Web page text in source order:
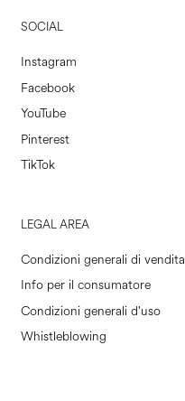
SOCIAL
Instagram
Facebook
YouTube
Pinterest
TikTok
LEGAL AREA
Condizioni generali di vendita
Info per il consumatore
Condizioni generali d'uso
Whistleblowing